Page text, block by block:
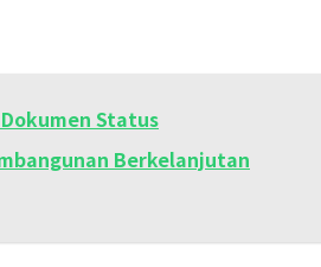
Status
Berkelanjutan